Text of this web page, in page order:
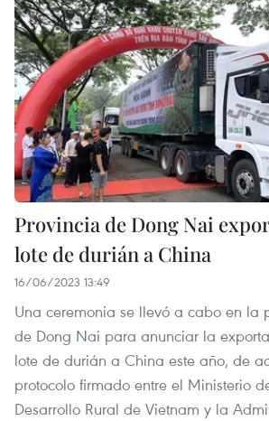
Provincia de Dong Nai
lote de durián a China
16/06/2023 13:49
Una ceremonia se llevó a cabo en la
de Dong Nai para anunciar la
lote de durián a China este año, de
protocolo firmado entre el Ministerio
Desarrollo Rural de Vietnam y la